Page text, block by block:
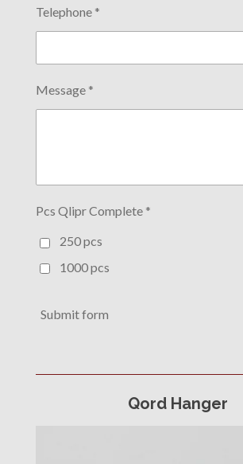
Telephone *
Message *
Pcs Qlipr Complete *
250 pcs
1000 pcs
Submit form
Qord Hanger